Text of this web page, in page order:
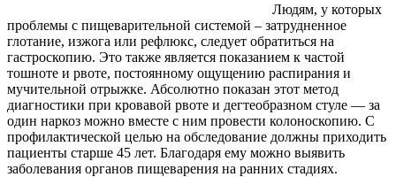
Людям, у которых
проблемы с пищеварительной системой – затрудненное
глотание, изжога или рефлюкс, следует обратиться на
гастроскопию. Это также является показанием к частой
тошноте и рвоте, постоянному ощущению распирания и
мучительной отрыжке. Абсолютно показан этот метод
диагностики при кровавой рвоте и дегтеобразном стуле — за
один наркоз можно вместе с ним провести колоноскопию. С
профилактической целью на обследование должны приходить
пациенты старше 45 лет. Благодаря ему можно выявить
заболевания органов пищеварения на ранних стадиях.